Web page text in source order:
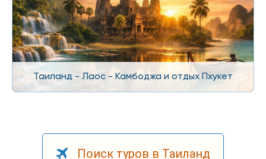
Таиланд - Лаос - Камбоджа и отдых Пхукет
Поиск туров в Таиланд